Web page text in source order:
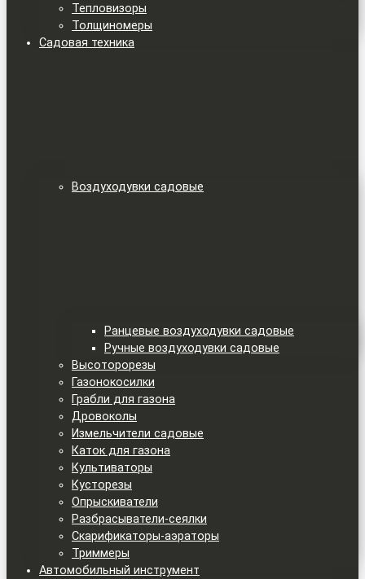
Тепловизоры
Толщиномеры
Садовая техника
Воздуходувки садовые
Ранцевые воздуходувки садовые
Ручные воздуходувки садовые
Высоторорезы
Газонокосилки
Грабли для газона
Дровоколы
Измельчители садовые
Каток для газона
Культиваторы
Кусторезы
Опрыскиватели
Разбрасыватели-сеялки
Скарификаторы-аэраторы
Триммеры
Автомобильный инструмент